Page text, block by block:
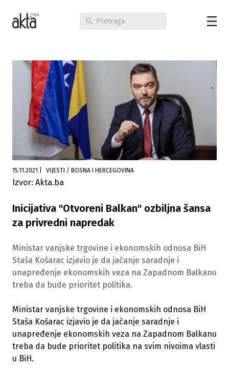
15.11.2021 VIJESTI / BOSNA I HERCEGOVINA
Izvor: Akta.ba
Inicijativa "Otvoreni Balkan" ozbiljna šansa
za privredni napredak
Ministar vanjske trgovine i ekonomskih odnosa BiH
Staša Košarac izjavio je da jačanje saradnje i
unapređenje ekonomskih veza na Zapadnom Balkanu
treba da bude prioritet politika.
Ministar vanjske trgovine i ekonomskih odnosa BiH
Staša Košarac izjavio je da jačanje saradnje i
unapređenje ekonomskih veza na Zapadnom Balkanu
treba da bude prioritet politika na svim nivoima vlasti
u BiH.